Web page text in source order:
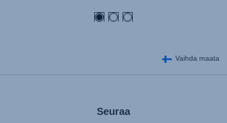
Käyttöohjeet (Suomi)
Lietošanas instrukcija (Latviešu valoda)
Naudojimo instrukcija (Lietuvių kalba)
Instrucţiuni de utilizare (Limba română)
Vaihda maata
Seuraa